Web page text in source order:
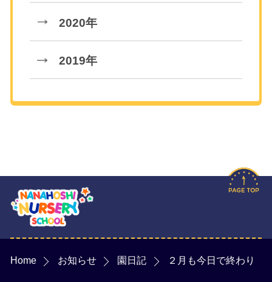
2020年
2019年
Home お知らせ 園日記 ２月も今日で終わり